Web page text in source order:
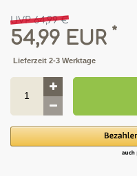
UVP 64,99 €
54,99 EUR *
Lieferzeit 2-3 Werktage